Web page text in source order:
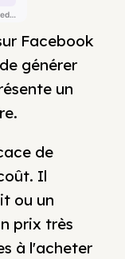
Facebook
générer
un
de
Il
ou un
prix très
à l'acheter